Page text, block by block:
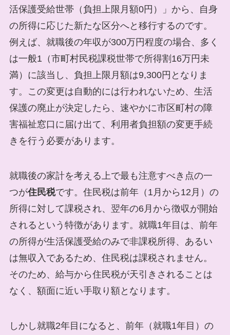
活保護受給世帯（負担上限月額0円）」から、自身
の所得に応じた新たな区分へと移行するのです。
例えば、就職後の年収が300万円程度の場合、多く
は一般1（市町村民税課税世帯で所得割16万円未
満）に該当し、負担上限月額は9,300円となりま
す。この変更は自動的には行われないため、生活
保護の廃止が決定したら、速やかに市区町村の障
害福祉窓口に届け出て、利用者負担額の変更手続
きを行う必要があります。
就職後の家計を考える上で最も注意すべき点の一
つが住民税です。住民税は前年（1月から12月）の
所得に対して課税され、翌年の6月から徴収が開始
されるという特徴があります。就職1年目は、前年
の所得が生活保護受給のみで非課税所得、あるい
は無収入であるため、住民税は課税されません。
そのため、給与から住民税が天引きされることは
なく、額面に近い手取り額となります。
しかし就職2年目になると、前年（就職1年目）の